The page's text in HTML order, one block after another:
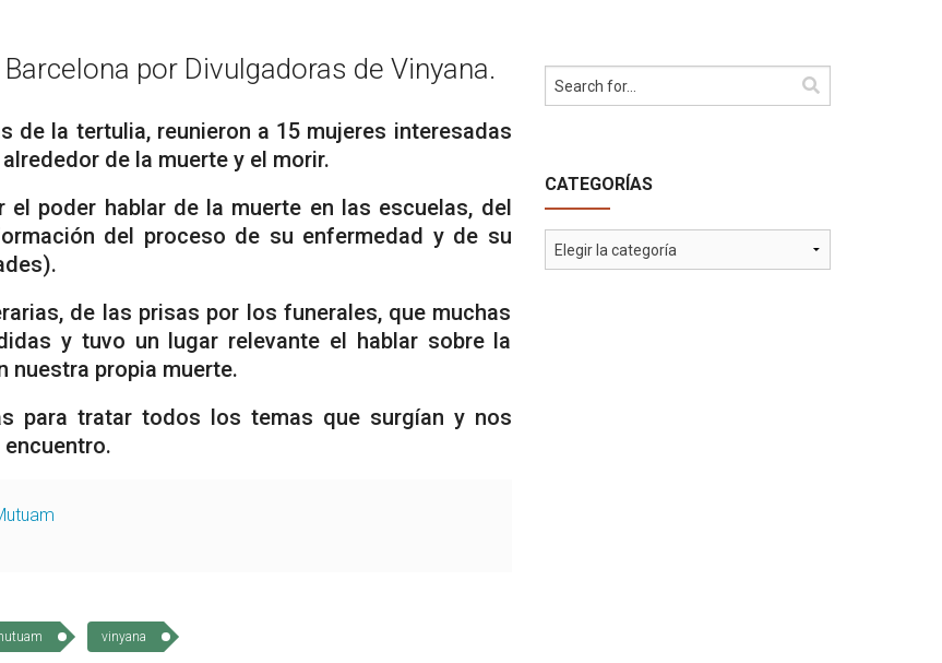
por Divulgadoras de Vinyana.
de la tertulia, reunieron a 15 mujeres interesadas
de la muerte y el morir.
poder hablar de la muerte en las escuelas, del
del proceso de su enfermedad y de su
de las prisas por los funerales, que muchas
y tuvo un lugar relevante el hablar sobre la
nuestra propia muerte.
para tratar todos los temas que surgían y nos
vinyana
CATEGORÍAS
Categorías